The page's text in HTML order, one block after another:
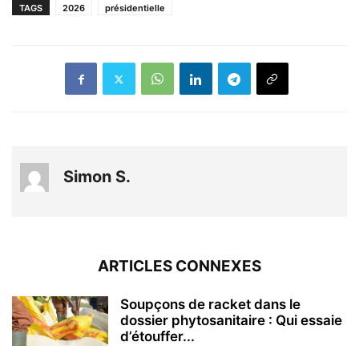
TAGS 2026 présidentielle
Simon S.
ARTICLES CONNEXES
Soupçons de racket dans le
dossier phytosanitaire : Qui essaie
d’étouffer...